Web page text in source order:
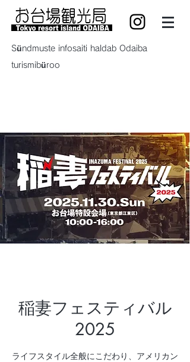
Sündmuste infosaiti haldab Odaiba
turismibüroo
稲妻フェスティバル
2025
ライフスタイル全般にこだわり、アメリカン